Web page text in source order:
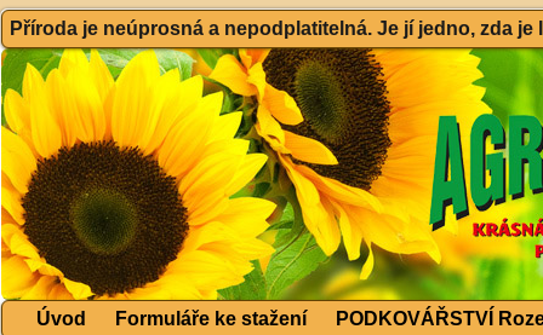
Příroda je neúprosná a nepodplatitelná. Je jí jedno, zda
Úvod Formuláře ke stažení PODKOVÁŘSTVÍ